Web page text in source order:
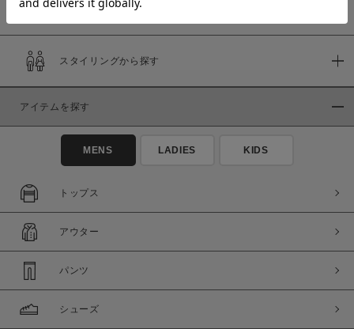
商品タイプ
通常商品
セール価格
在庫
在庫あり
予約商品
スタイリングから探す
アイテムを探す
MENS LADIES KIDS
トップス
アウター
パンツ
シューズ